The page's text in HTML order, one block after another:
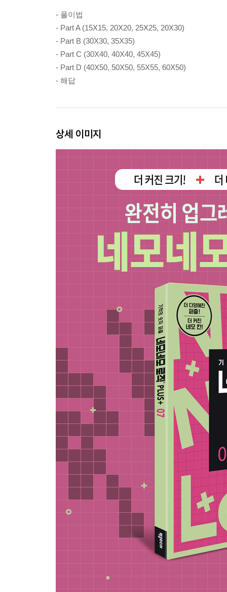
- 풀이법
- Part A (15X15, 20X20, 25X25, 20X30)
- Part B (30X30, 35X35)
- Part C (30X40, 40X40, 45X45)
- Part D (40X50, 50X50, 55X55, 60X50)
- 해답
상세 이미지